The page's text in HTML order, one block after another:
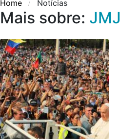
Home Notícias
Mais sobre: JMJ